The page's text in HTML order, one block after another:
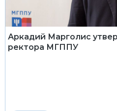
Аркадий Марголис
ректора МГППУ